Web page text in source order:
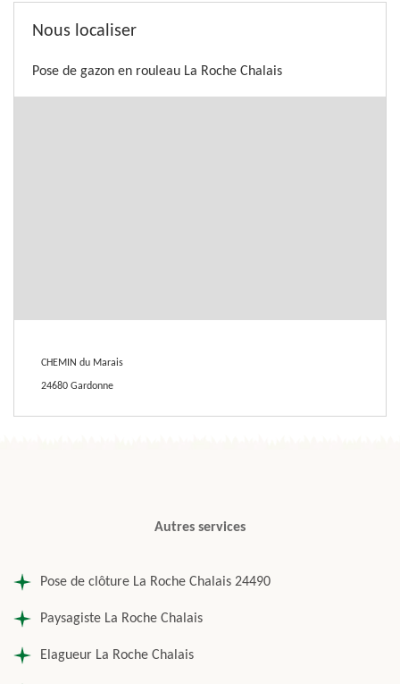
Nous localiser
Pose de gazon en rouleau La Roche Chalais
CHEMIN du Marais
24680 Gardonne
Autres services
Pose de clôture La Roche Chalais 24490
Paysagiste La Roche Chalais
Elagueur La Roche Chalais